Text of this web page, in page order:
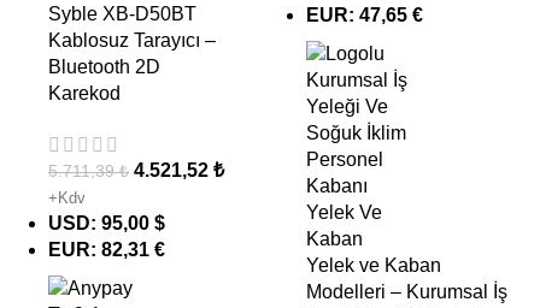
Syble XB-D50BT
Kablosuz Tarayıcı –
Bluetooth 2D
Karekod
5.711,39₺ 4.521,52 ₺
+Kdv
USD: 95,00 $
EUR: 82,31 €
EUR:47,65 €
Yelek ve Kaban
Modelleri – Kurumsal İş